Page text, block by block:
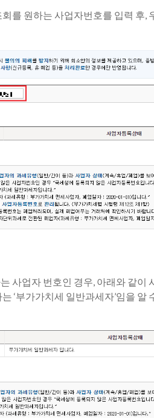
를 원하는 사업자번호를 입력 후,
사업자 번호인 경우, 아래와 같이
‘부가가치세 일반과세자’임을 알